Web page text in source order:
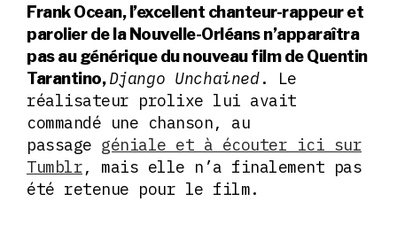
Frank Ocean, l’excellent chanteur-rappeur et
parolier de la Nouvelle-Orléans n’apparaîtra
pas au générique du nouveau film de Quentin
Tarantino,Django Unchained. Le
réalisateur prolixe lui avait
commandé une chanson, au
passage géniale et à écouter ici sur
Tumblr, mais elle n’a finalement pas
été retenue pour le film.